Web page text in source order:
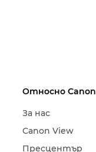
Относно Canon
За нас
Canon View
Пресцентър